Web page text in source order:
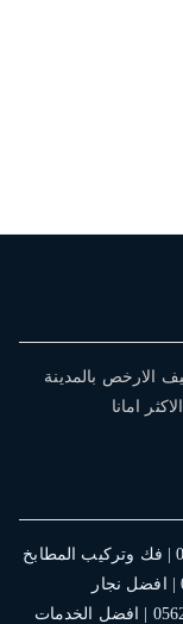
الارخص بالمدينة
امانا